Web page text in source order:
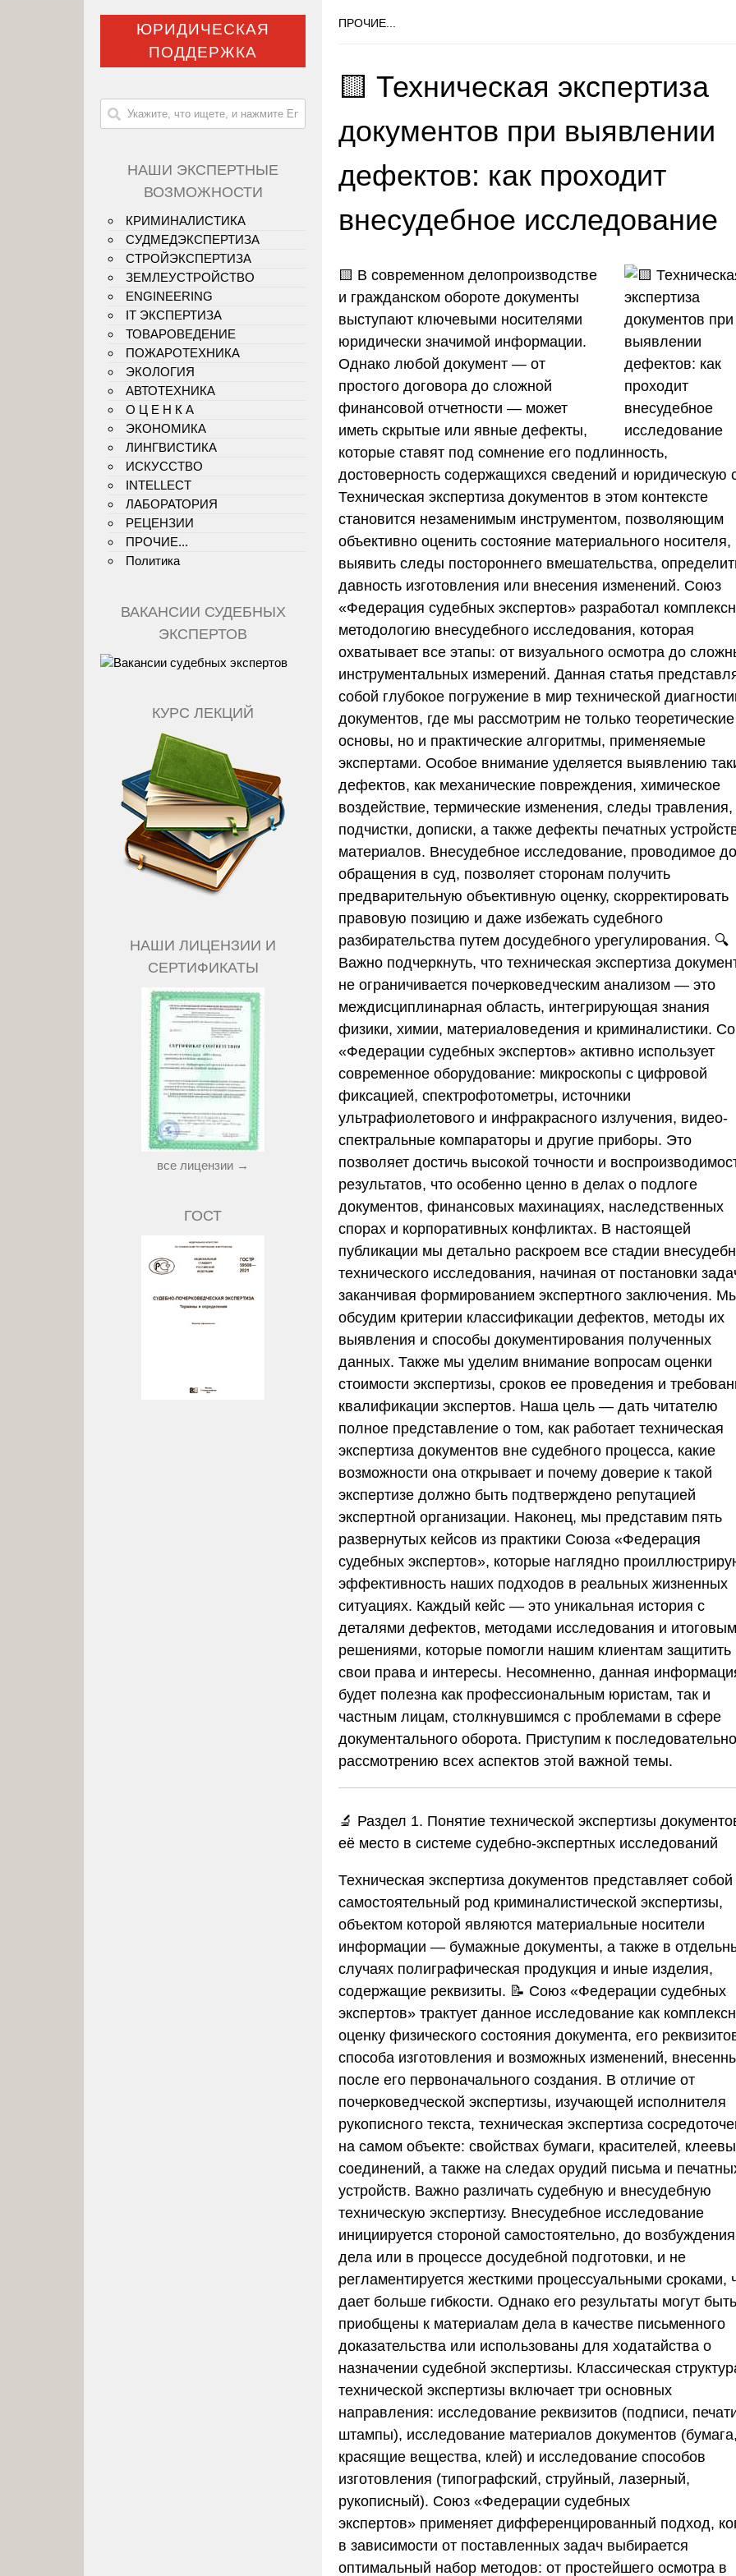
ПРОЧИЕ...
🟨 Техническая экспертиза
документов при выявлении
дефектов: как проходит
внесудебное исследование
🟨 В современном делопроизводстве
и гражданском обороте документы
выступают ключевыми носителями
юридически значимой информации.
Однако любой документ — от
простого договора до сложной
финансовой отчетности — может
иметь скрытые или явные дефекты,
которые ставят под сомнение его подлинность,
достоверность содержащихся сведений и юридическую
Техническая экспертиза документов в этом контексте
становится незаменимым инструментом, позволяющим
объективно оценить состояние материального носителя,
выявить следы постороннего вмешательства,
давность изготовления или внесения изменений. Союз
«Федерация судебных экспертов» разработал
методологию внесудебного исследования, которая
охватывает все этапы: от визуального осмотра до
инструментальных измерений. Данная статья
собой глубокое погружение в мир технической
документов, где мы рассмотрим не только теоретические
основы, но и практические алгоритмы, применяемые
экспертами. Особое внимание уделяется выявлению
дефектов, как механические повреждения, химическое
воздействие, термические изменения, следы травления,
подчистки, дописки, а также дефекты печатных
материалов. Внесудебное исследование, проводимое до
обращения в суд, позволяет сторонам получить
предварительную объективную оценку, скорректировать
правовую позицию и даже избежать судебного
разбирательства путем досудебного урегулирования. 🔍
Важно подчеркнуть, что техническая экспертиза
не ограничивается почерковедческим анализом — это
междисциплинарная область, интегрирующая знания
физики, химии, материаловедения и криминалистики.
«Федерации судебных экспертов» активно использует
современное оборудование: микроскопы с цифровой
фиксацией, спектрофотометры, источники
ультрафиолетового и инфракрасного излучения, видео-
спектральные компараторы и другие приборы. Это
позволяет достичь высокой точности и
результатов, что особенно ценно в делах о подлоге
документов, финансовых махинациях, наследственных
спорах и корпоративных конфликтах. В настоящей
публикации мы детально раскроем все стадии
технического исследования, начиная от постановки
заканчивая формированием экспертного заключения.
обсудим критерии классификации дефектов, методы их
выявления и способы документирования полученных
данных. Также мы уделим внимание вопросам оценки
стоимости экспертизы, сроков ее проведения и
квалификации экспертов. Наша цель — дать читателю
полное представление о том, как работает техническая
экспертиза документов вне судебного процесса, какие
возможности она открывает и почему доверие к такой
экспертизе должно быть подтверждено репутацией
экспертной организации. Наконец, мы представим пять
развернутых кейсов из практики Союза «Федерация
судебных экспертов», которые наглядно
эффективность наших подходов в реальных жизненных
ситуациях. Каждый кейс — это уникальная история с
деталями дефектов, методами исследования и
решениями, которые помогли нашим клиентам защитить
свои права и интересы. Несомненно, данная
будет полезна как профессиональным юристам, так и
частным лицам, столкнувшимся с проблемами в сфере
документального оборота. Приступим к
рассмотрению всех аспектов этой важной темы.
🔬 Раздел 1. Понятие технической экспертизы
её место в системе судебно-экспертных исследований
Техническая экспертиза документов представляет собой
самостоятельный род криминалистической экспертизы,
объектом которой являются материальные носители
информации — бумажные документы, а также в
случаях полиграфическая продукция и иные изделия,
содержащие реквизиты. 📝 Союз «Федерации судебных
экспертов» трактует данное исследование как
оценку физического состояния документа, его
способа изготовления и возможных изменений,
после его первоначального создания. В отличие от
почерковедческой экспертизы, изучающей исполнителя
рукописного текста, техническая экспертиза
на самом объекте: свойствах бумаги, красителей,
соединений, а также на следах орудий письма и
устройств. Важно различать судебную и внесудебную
техническую экспертизу. Внесудебное исследование
инициируется стороной самостоятельно, до возбуждения
дела или в процессе досудебной подготовки, и не
регламентируется жесткими процессуальными сроками,
дает больше гибкости. Однако его результаты могут быть
приобщены к материалам дела в качестве письменного
доказательства или использованы для ходатайства о
назначении судебной экспертизы. Классическая
технической экспертизы включает три основных
направления: исследование реквизитов (подписи,
штампы), исследование материалов документов (бумага,
красящие вещества, клей) и исследование способов
изготовления (типографский, струйный, лазерный,
рукописный). Союз «Федерации судебных
экспертов» применяет дифференцированный подход,
в зависимости от поставленных задач выбирается
оптимальный набор методов: от простейшего осмотра в
ЮРИДИЧЕСКАЯ
ПОДДЕРЖКА
НАШИ ЭКСПЕРТНЫЕ
ВОЗМОЖНОСТИ
КРИМИНАЛИСТИКА
СУДМЕДЭКСПЕРТИЗА
СТРОЙЭКСПЕРТИЗА
ЗЕМЛЕУСТРОЙСТВО
ENGINEERING
IT ЭКСПЕРТИЗА
ТОВАРОВЕДЕНИЕ
ПОЖАРОТЕХНИКА
ЭКОЛОГИЯ
АВТОТЕХНИКА
О Ц Е Н К А
ЭКОНОМИКА
ЛИНГВИСТИКА
ИСКУССТВО
INTELLECT
ЛАБОРАТОРИЯ
РЕЦЕНЗИИ
ПРОЧИЕ...
Политика
ВАКАНСИИ СУДЕБНЫХ
ЭКСПЕРТОВ
КУРС ЛЕКЦИЙ
НАШИ ЛИЦЕНЗИИ И
СЕРТИФИКАТЫ
все лицензии →
ГОСТ